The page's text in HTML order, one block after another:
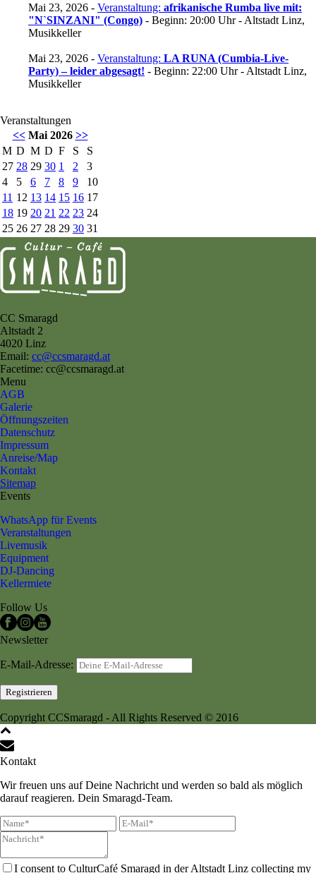
Mai 23, 2026 - Veranstaltung: afrikanische Rumba live mit:
"N`SINZANI" (Congo) - Beginn: 20:00 Uhr - Altstadt Linz,
Musikkeller
Mai 23, 2026 - Veranstaltung: LA RUNA (Cumbia-Live-
Party) – leider abgesagt! - Beginn: 22:00 Uhr - Altstadt Linz,
Musikkeller
Veranstaltungen
<<Mai 2026 >>
M D M D F S
S
27 28 29 30 1 2
3
4
5 6 7 8 9
10
11 12 13 14 15 16 17
18 19 20 21 22 23 24
25 26 27 28 29 30 31
CC Smaragd
Altstadt 2
4020 Linz
Email: cc@ccsmaragd.at
Facetime: cc@ccsmaragd.at
Menu
AGB
Galerie
Öffnungszeiten
Datenschutz
Impressum
Anreise/Map
Kontakt
Sitemap
Events
WhatsApp für Events
Veranstaltungen
Livemusik
Equipment
DJ-Dancing
Kellermiete
Follow Us
Newsletter
E-Mail-Adresse:
Copyright CCSmaragd - All Rights Reserved © 2016
Kontakt
Wir freuen uns auf Deine Nachricht und werden so bald als möglich
darauf reagieren. Dein Smaragd-Team.
I consent to CulturCafé Smaragd in der Altstadt Linz collecting my